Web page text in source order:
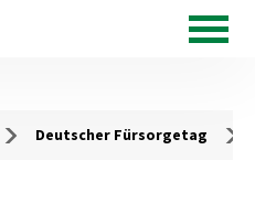
Deutscher Fürsorgetag